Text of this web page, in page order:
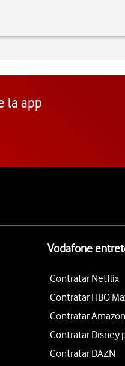
la app
Vodafone
Contratar Netflix
Contratar HBO
Contratar
Contratar Disney
Contratar DAZN